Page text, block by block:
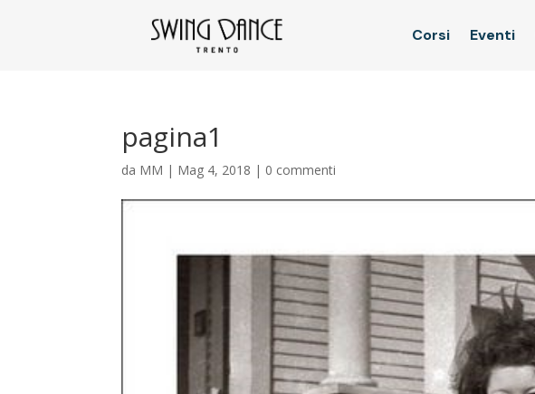
Corsi Eventi
pagina1
da MM | Mag 4, 2018 | 0 commenti